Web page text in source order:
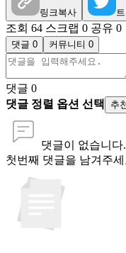
링크복사
조회 64 스크랩 0 공유 0
댓글 0 커뮤니티 0
댓글 0
댓글 정렬 옵션 선택
추
댓글이 없습니다.
첫번째 댓글을 남겨주세